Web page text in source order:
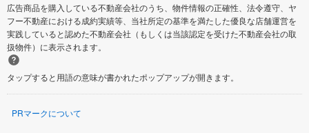
広告商品を購入している不動産会社のうち、物件情報の正確性、法令遵守、ヤ
フー不動産における成約実績等、当社所定の基準を満たした優良な店舗運営を
実践していると認めた不動産会社（もしくは当該認定を受けた不動産会社の取
扱物件）に表示されます。
タップすると用語の意味が書かれたポップアップが開きます。
PRマークについて